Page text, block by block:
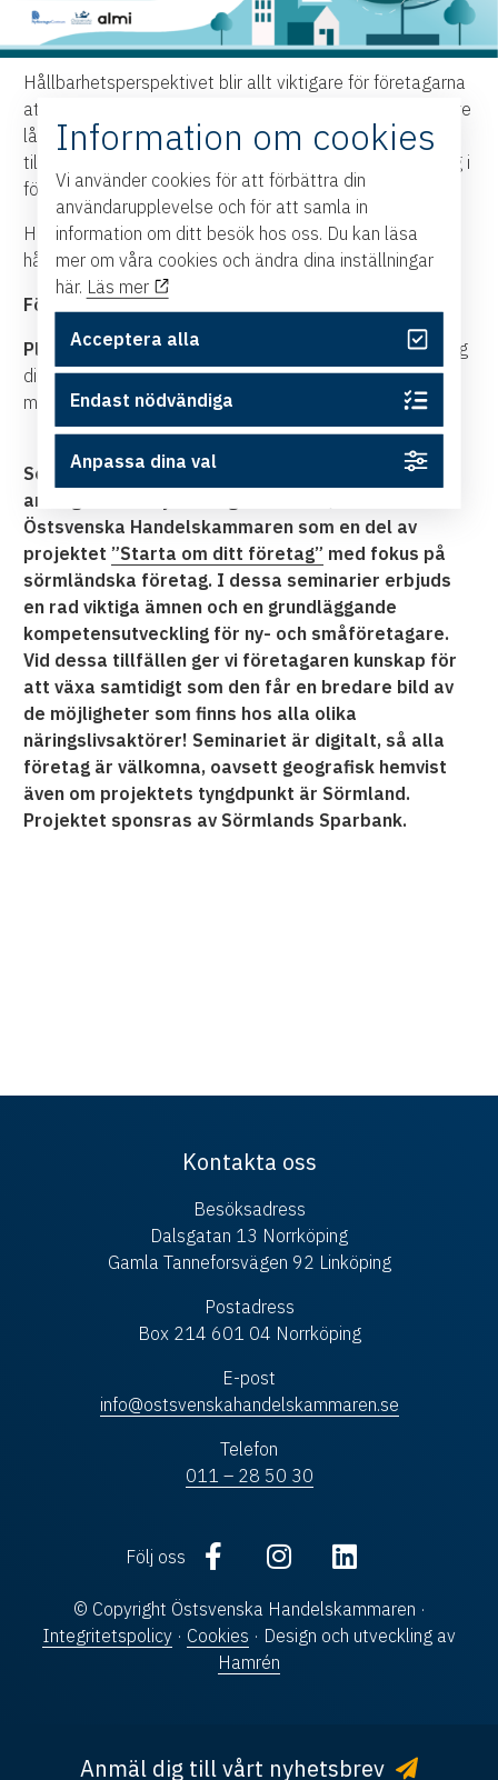
Hållbarhetsperspektivet blir allt viktigare för företagarna
att såväl förstå som tillämpa. Hur kan jag som företagare
långsiktigt driva mitt företag med nya arbetssätt och
tillämpa en ekonomisk, social och miljömässig utveckling i
företaget?
Här informerar vi om hur företagen kan få stöd i sitt
hållbarhetsarbete, bla genom Nyköpings Kommun.
Föreläsare:Anna Bergström,
Plats:online via Zoom, länken kommer att skickas till dig
direkt efter anmälan. Viktigt att du bekräftar din bokning
med bekräftelsemailet.
Seminariet ingår i en seminarieserie som
arrangeras av Nyföretagarcentrum, Almi och
Östsvenska Handelskammaren som en del av
projektet”Starta om ditt företag” med fokus på
sörmländska företag. I dessa seminarier erbjuds
en rad viktiga ämnen och en grundläggande
kompetensutveckling för ny- och småföretagare.
Vid dessa tillfällen ger vi företagaren kunskap för
att växa samtidigt som den får en bredare bild av
de möjligheter som finns hos alla olika
näringslivsaktörer! Seminariet är digitalt, så alla
företag är välkomna, oavsett geografisk hemvist
även om projektets tyngdpunkt är Sörmland.
Projektet sponsras av Sörmlands Sparbank.
Kontakta oss
Besöksadress
Dalsgatan 13 Norrköping
Gamla Tanneforsvägen 92 Linköping
Postadress
Box 214 601 04 Norrköping
E-post
info@ostsvenskahandelskammaren.se
Telefon
011 – 28 50 30
Följ oss
© Copyright Östsvenska Handelskammaren ·
Integritetspolicy · Cookies · Design och utveckling av
Hamrén
Anmäl dig till vårt nyhetsbrev
Information om cookies
Vi använder cookies för att förbättra din
användarupplevelse och för att samla in
information om ditt besök hos oss. Du kan läsa
mer om våra cookies och ändra dina inställningar
här. Läs mer
Acceptera alla
Endast nödvändiga
Anpassa dina val